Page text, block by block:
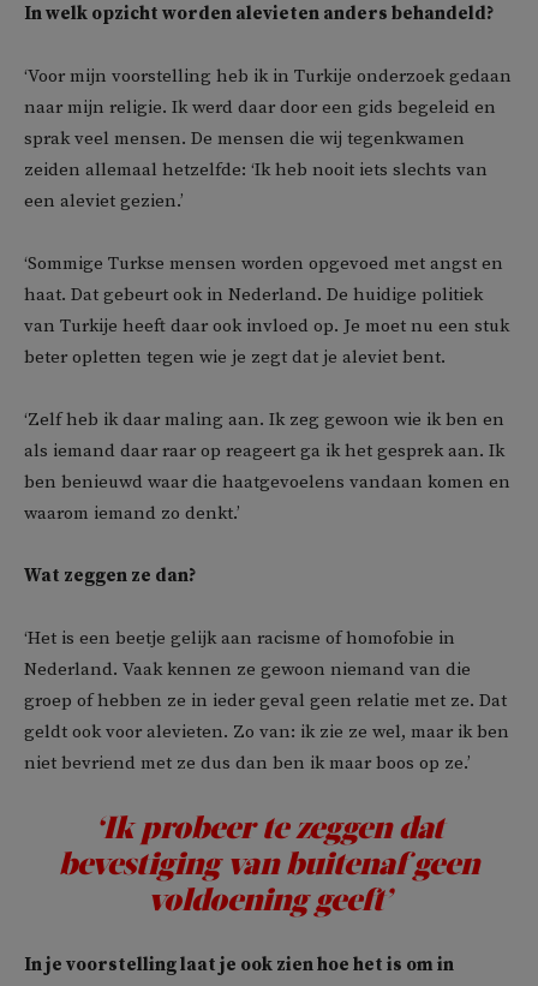
In welk opzicht worden alevieten anders behandeld?
‘Voor mijn voorstelling heb ik in Turkije onderzoek gedaan
naar mijn religie. Ik werd daar door een gids begeleid en
sprak veel mensen. De mensen die wij tegenkwamen
zeiden allemaal hetzelfde: ‘Ik heb nooit iets slechts van
een aleviet gezien.’
‘Sommige Turkse mensen worden opgevoed met angst en
haat. Dat gebeurt ook in Nederland. De huidige politiek
van Turkije heeft daar ook invloed op. Je moet nu een stuk
beter opletten tegen wie je zegt dat je aleviet bent.
‘Zelf heb ik daar maling aan. Ik zeg gewoon wie ik ben en
als iemand daar raar op reageert ga ik het gesprek aan. Ik
ben benieuwd waar die haatgevoelens vandaan komen en
waarom iemand zo denkt.’
Wat zeggen ze dan?
‘Het is een beetje gelijk aan racisme of homofobie in
Nederland. Vaak kennen ze gewoon niemand van die
groep of hebben ze in ieder geval geen relatie met ze. Dat
geldt ook voor alevieten. Zo van: ik zie ze wel, maar ik ben
niet bevriend met ze dus dan ben ik maar boos op ze.’
‘Ik probeer te zeggen dat
bevestiging van buitenaf geen
voldoening geeft’
In je voorstelling laat je ook zien hoe het is om in